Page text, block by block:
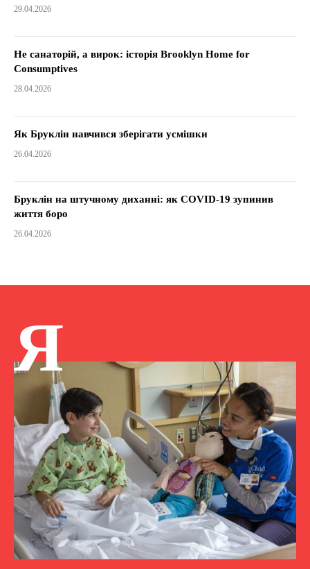
29.04.2026
Не санаторій, а вирок: історія Brooklyn Home for
Consumptives
28.04.2026
Як Бруклін навчився зберігати усмішки
26.04.2026
Бруклін на штучному диханні: як COVID-19 зупинив
життя боро
26.04.2026
Я